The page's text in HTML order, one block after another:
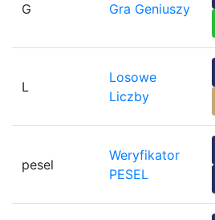
G Gra Geniuszy
L
Losowe
Liczby
pesel
Weryfikator
PESEL